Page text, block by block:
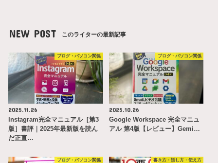
NEW POST このライターの最新記事
ブログ・パソコン関係
2025.11.26
Instagram完全マニュアル［第3
版］書評｜2025年最新版を読ん
だ正直…
ブログ・パソコン関係
2025.10.26
Google Workspace 完全マニュ
アル 第4版【レビュー】Gemi…
ブログ・パソコン関係 書き方・話し方・伝え方